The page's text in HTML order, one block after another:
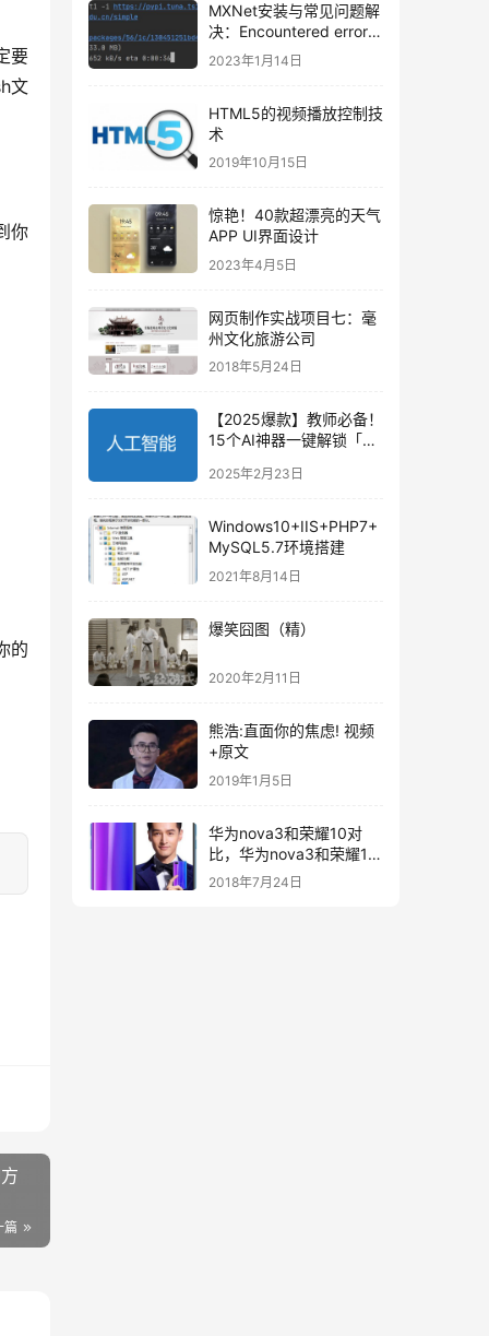
要
文
你
的
篇
MXNet安装与常见问题解
决：Encountered error
while trying to install
package
2023年1月14日
HTML5的视频播放控制技
术
2019年10月15日
惊艳！40款超漂亮的天气
APP UI界面设计
2023年4月5日
网页制作实战项目七：毫
州文化旅游公司
2018年5月24日
【2025爆款】教师必备！
15个AI神器一键解锁「高
搞定
2025年2月23日
Windows10+IIS+PHP7+
MySQL5.7环境搭建
2021年8月14日
爆笑囧图（精）
2020年2月11日
熊浩:直面你的焦虑! 视频
+原文
2019年1月5日
华为nova3和荣耀10对
比，华为nova3和荣耀10
选哪个？
2018年7月24日